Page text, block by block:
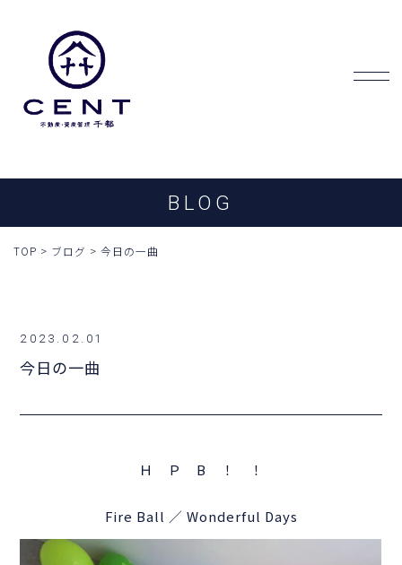
BLOG
TOP > ブログ > 今日の一曲
2023.02.01
今日の一曲
Ｈ Ｐ B ！ ！
Fire Ball ／ Wonderful Days